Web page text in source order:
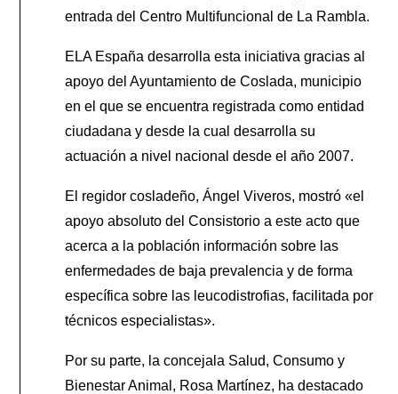
entrada del Centro Multifuncional de La Rambla.
ELA España desarrolla esta iniciativa gracias al
apoyo del Ayuntamiento de Coslada, municipio
en el que se encuentra registrada como entidad
ciudadana y desde la cual desarrolla su
actuación a nivel nacional desde el año 2007.
El regidor cosladeño, Ángel Viveros, mostró «el
apoyo absoluto del Consistorio a este acto que
acerca a la población información sobre las
enfermedades de baja prevalencia y de forma
específica sobre las leucodistrofias, facilitada por
técnicos especialistas».
Por su parte, la concejala Salud, Consumo y
Bienestar Animal, Rosa Martínez, ha destacado